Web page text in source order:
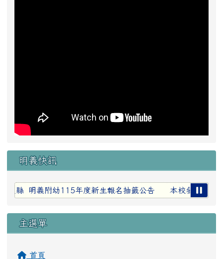
明義快訊
縣 明義附幼115年度新生報名抽籤公告 本校參加114學
主選單
首頁